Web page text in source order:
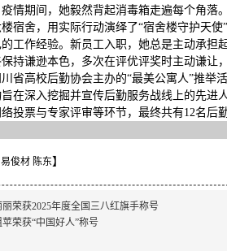
情期间，她毅然背起消毒箱走遍每个角落
宿舍，用实际行动演绎了“宿舍楼守护天
工作经验。新员工入职，她总是主动承担
持谦逊本色，多次在评优评奖时主动谦让
省高校后勤协会主办的“最美公寓人”推举
在深入挖掘并宣传后勤服务战线上的先进
投票与专家评审等环节，最终共有12名后
俊材 陈东】
荣获2025年度全国三八红旗手称号
荣获“中国好人”称号